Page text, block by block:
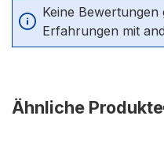
Keine
Erfahrungen mit
Ähnliche Produkte